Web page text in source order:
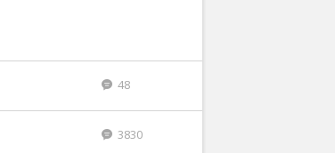
48
3830